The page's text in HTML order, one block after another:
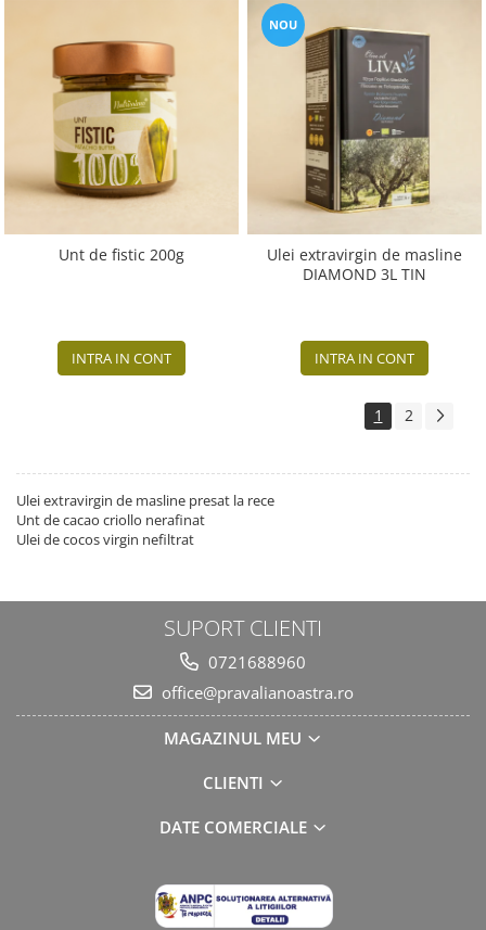
Unt de fistic 200g
INTRA IN CONT
NOU
Ulei extravirgin de masline
DIAMOND 3L TIN
INTRA IN CONT
1 2
Ulei extravirgin de masline presat la rece
Unt de cacao criollo nerafinat
Ulei de cocos virgin nefiltrat
SUPORT CLIENTI
0721688960
office@pravalianoastra.ro
MAGAZINUL MEU
CLIENTI
DATE COMERCIALE